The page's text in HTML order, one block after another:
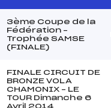
3ème Coupe de la
Fédération –
Trophée SAMSE
(FINALE)
FINALE CIRCUIT DE
BRONZE VOLA
CHAMONIX – LE
TOUR Dimanche 6
Avril 2014